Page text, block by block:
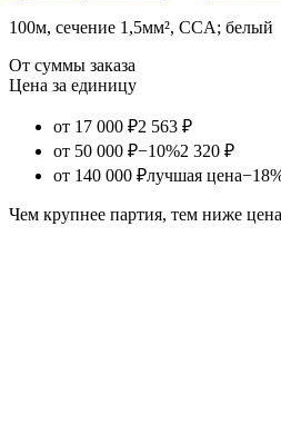
100м, сечение 1,5мм², CCA; белый
От суммы заказа
Цена за единицу
от 17 000 ₽2 563 ₽
от 50 000 ₽−10%2 320 ₽
от 140 000 ₽лучшая цена
Чем крупнее партия, тем ниже